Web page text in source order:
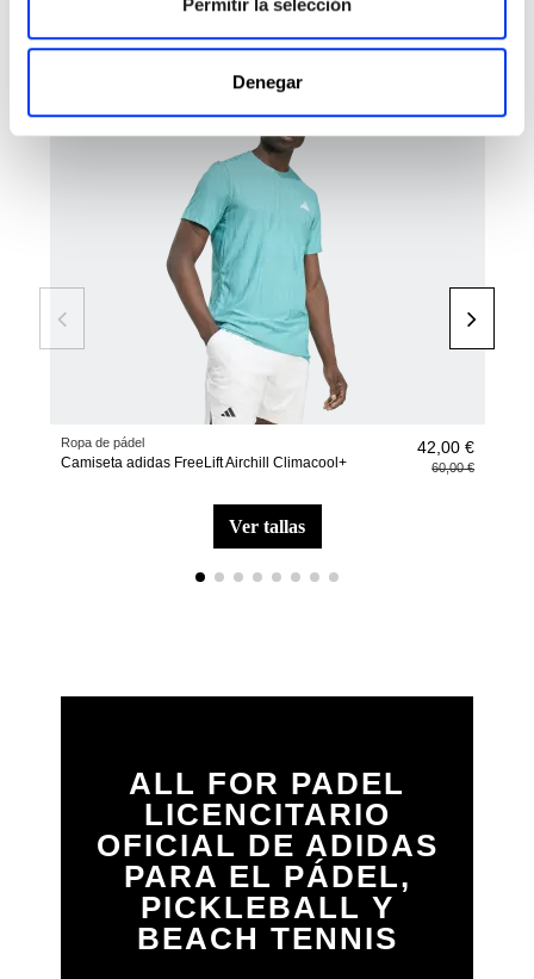
Denegar
Los clientes que adquirieron este producto también
Ropa de pádel
Camiseta adidas FreeLift Airchill Climacool+
42,00 €
60,00 €
ver tallas
ALL FOR PADEL
LICENCITARIO
OFICIAL DE ADIDAS
PARA EL PÁDEL,
PICKLEBALL Y
BEACH TENNIS